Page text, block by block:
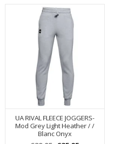
UA RIVAL FLEECE JOGGERS-
Mod Grey Light Heather / /
Blanc Onyx